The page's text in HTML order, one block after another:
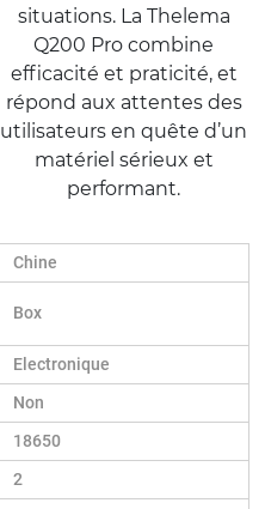
situations. La Thelema
Q200 Pro combine
efficacité et praticité, et
répond aux attentes des
utilisateurs en quête d’un
matériel sérieux et
performant.
Chine
Box
Electronique
Non
18650
2